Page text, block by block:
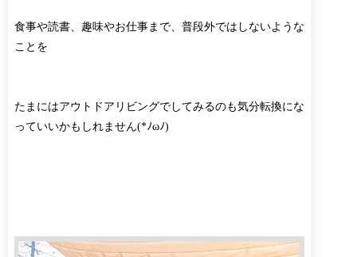
食事や読書、趣味やお仕事まで、普段外ではしないような
ことを
たまにはアウトドアリビングでしてみるのも気分転換にな
っていいかもしれません(*ﾉωﾉ)